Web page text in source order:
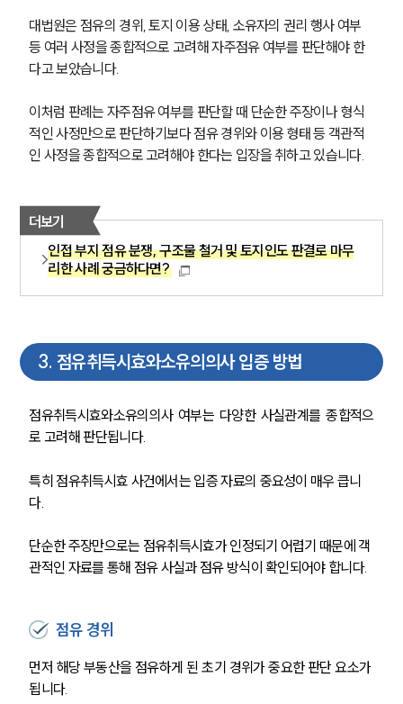
팀소개
대륜의 강점
오시는 길
글로벌 파트너 로펌
업무사례
대법원은 점유의 경위, 토지 이용 상태, 소유자의 권리 행사 여부
등 여러 사정을 종합적으로 고려해 자주점유 여부를 판단해야 한
다고 보았습니다.
이처럼 판례는 자주점유 여부를 판단할 때 단순한 주장이나 형식
적인 사정만으로 판단하기보다 점유 경위와 이용 형태 등 객관적
인 사정을 종합적으로 고려해야 한다는 입장을 취하고 있습니다.
더보기
인접 부지 점유 분쟁, 구조물 철거 및 토지인도 판결로 마무
리한 사례 궁금하다면?
3. 점유취득시효와소유의의사 입증 방법
점유취득시효와소유의의사 여부는 다양한 사실관계를 종합적으
로 고려해 판단됩니다.
특히 점유취득시효 사건에서는 입증 자료의 중요성이 매우 큽니
다.
단순한 주장만으로는 점유취득시효가 인정되기 어렵기 때문에 객
관적인 자료를 통해 점유 사실과 점유 방식이 확인되어야 합니다.
점유 경위
먼저 해당 부동산을 점유하게 된 초기 경위가 중요한 판단 요소가
됩니다.